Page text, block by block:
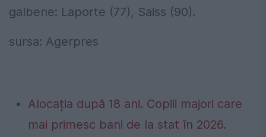
galbene: Laporte (77), Saiss (90).
sursa: Agerpres
Alocația după 18 ani. Copiii majori care
mai primesc bani de la stat în 2026.